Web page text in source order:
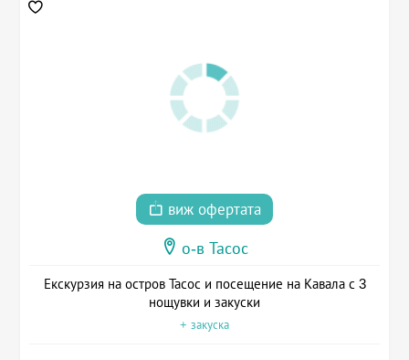
виж офертата
о-в Тасос
Екскурзия на остров Тасос и посещение на Кавала с 3
нощувки и закуски
+ закуска